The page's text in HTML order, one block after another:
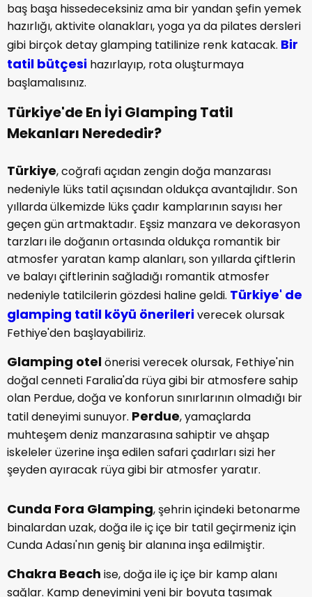
baş başa hissedeceksiniz ama bir yandan şefin yemek
hazırlığı, aktivite olanakları, yoga ya da pilates dersleri
gibi birçok detay glamping tatilinize renk katacak. Bir
tatil bütçesi hazırlayıp, rota oluşturmaya
başlamalısınız.
Türkiye'de En İyi Glamping Tatil
Mekanları Nerededir?
Türkiye, coğrafi açıdan zengin doğa manzarası
nedeniyle lüks tatil açısından oldukça avantajlıdır. Son
yıllarda ülkemizde lüks çadır kamplarının sayısı her
geçen gün artmaktadır. Eşsiz manzara ve dekorasyon
tarzları ile doğanın ortasında oldukça romantik bir
atmosfer yaratan kamp alanları, son yıllarda çiftlerin
ve balayı çiftlerinin sağladığı romantik atmosfer
nedeniyle tatilcilerin gözdesi haline geldi. Türkiye' de
glamping tatil köyü önerileriverecek olursak
Fethiye'den başlayabiliriz.
Glamping otelönerisi verecek olursak, Fethiye'nin
doğal cenneti Faralia'da rüya gibi bir atmosfere sahip
olan Perdue, doğa ve konforun sınırlarının olmadığı bir
tatil deneyimi sunuyor. Perdue, yamaçlarda
muhteşem deniz manzarasına sahiptir ve ahşap
iskeleler üzerine inşa edilen safari çadırları sizi her
şeyden ayıracak rüya gibi bir atmosfer yaratır.
Cunda Fora Glamping, şehrin içindeki betonarme
binalardan uzak, doğa ile iç içe bir tatil geçirmeniz için
Cunda Adası'nın geniş bir alanına inşa edilmiştir.
Chakra Beach ise, doğa ile iç içe bir kamp alanı
sağlar. Kamp deneyimini yeni bir boyuta taşımak